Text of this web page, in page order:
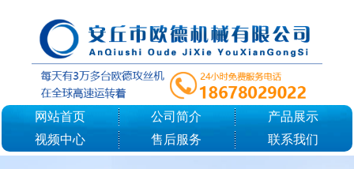
网站首页 公司简介
产品展示
视频中心
售后服务 联系我们